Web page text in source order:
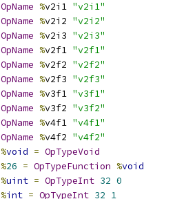
OpName %v2i1 "v2i1"
OpName %v2i2 "v2i2"
OpName %v2i3 "v2i3"
OpName %v2f1 "v2f1"
OpName %v2f2 "v2f2"
OpName %v2f3 "v2f3"
OpName %v3f1 "v3f1"
OpName %v3f2 "v3f2"
OpName %v4f1 "v4f1"
OpName %v4f2 "v4f2"
%void = OpTypeVoid
%26 = OpTypeFunction %void
%uint = OpTypeInt 32 0
%int = OpTypeInt 32 1